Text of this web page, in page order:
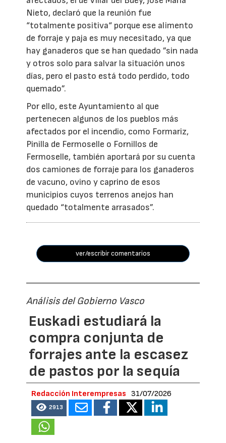
Nieto, declaró que la reunión fue
“totalmente positiva“ porque ese alimento
de forraje y paja es muy necesitado, ya que
hay ganaderos que se han quedado ”sin nada
y otros solo para salvar la situación unos
días, pero el pasto está todo perdido, todo
quemado”.
Por ello, este Ayuntamiento al que
pertenecen algunos de los pueblos más
afectados por el incendio, como Formariz,
Pinilla de Fermoselle o Fornillos de
Fermoselle, también aportará por su cuenta
dos camiones de forraje para los ganaderos
de vacuno, ovino y caprino de esos
municipios cuyos terrenos anejos han
quedado “totalmente arrasados”.
ver/escribir comentarios
Análisis del Gobierno Vasco
Euskadi estudiará la
compra conjunta de
forrajes ante la escasez
de pastos por la sequía
Redacción Interempresas 31/07/2026
2913